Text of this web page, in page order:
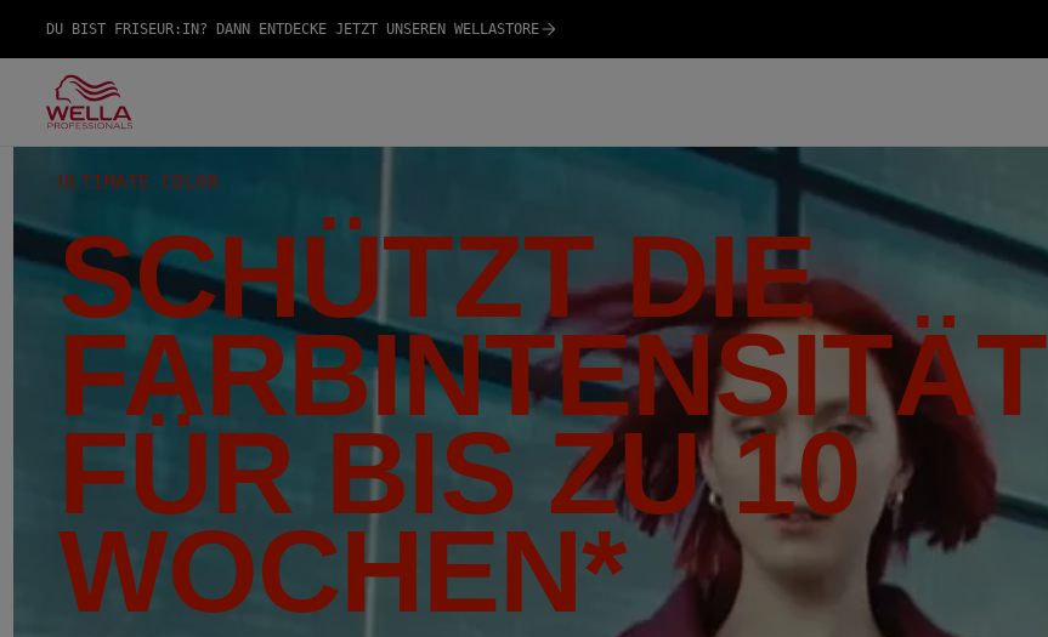
DU BIST FRISEUR:IN? DANN ENTDECKE JETZT UNSEREN WELLASTORE
ULTIMATE COLOR
SCHÜTZT DIE
FARBINTENSITÄT
FÜR BIS ZU 10
WOCHEN*